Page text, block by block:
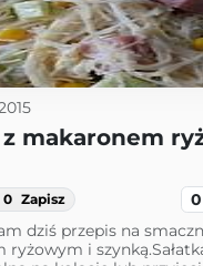
z makaronem
0 Zapisz 0
dziś przepis na
ryżowym i